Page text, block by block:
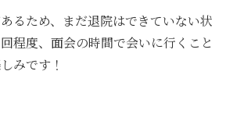
るため、まだ退院はできていない状
程度、面会の時間で会いに行くこと
みです！